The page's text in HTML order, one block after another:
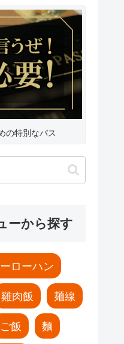
の特別なパス
ーから探す
ローハン
雞肉飯 麺線
ご飯 麵